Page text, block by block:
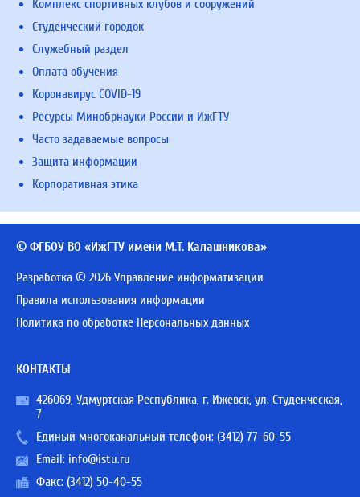
Комплекс спортивных клубов и сооружений
Студенческий городок
Служебный раздел
Оплата обучения
Коронавирус COVID-19
Ресурсы Минобрнауки России и ИжГТУ
Часто задаваемые вопросы
Защита информации
Корпоративная этика
© ФГБОУ ВО «ИжГТУ имени М.Т. Калашникова»
Разработка © 2026 Управление информатизации
Правила использования информации
Политика по обработке Персональных данных
КОНТАКТЫ
426069, Удмуртская Республика, г. Ижевск, ул. Студенческая,
7
Единый многоканальный телефон: (3412) 77-60-55
Email: info@istu.ru
Факс: (3412) 50-40-55